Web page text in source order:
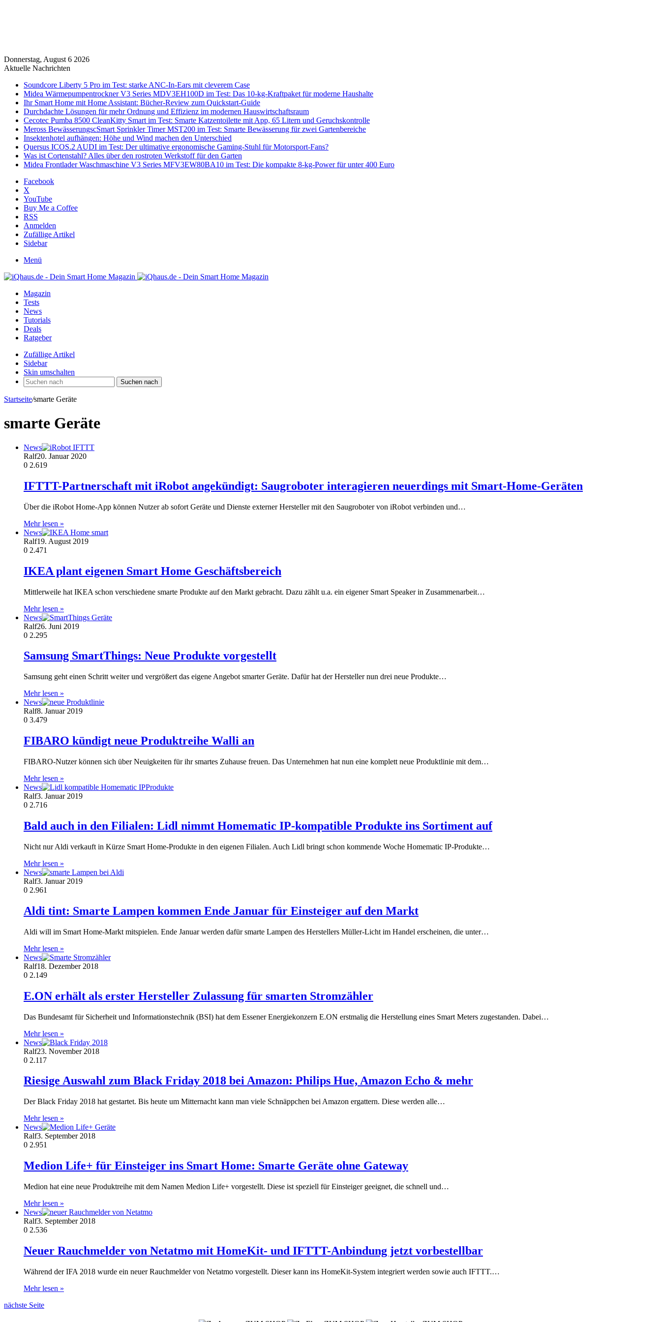
Donnerstag, August 6 2026
Aktuelle Nachrichten
Soundcore Liberty 5 Pro im Test: starke ANC-In-Ears mit cleverem Case
Midea Wärmepumpentrockner V3 Series MDV3EH100D im Test: Das 10-kg-Kraftpaket für moderne Haushalte
Ihr Smart Home mit Home Assistant: Bücher-Review zum Quickstart-Guide
Durchdachte Lösungen für mehr Ordnung und Effizienz im modernen Hauswirtschaftsraum
Cecotec Pumba 8500 CleanKitty Smart im Test: Smarte Katzentoilette mit App, 65 Litern und Geruchskontrolle
Meross BewässerungscSmart Sprinkler Timer MST200 im Test: Smarte Bewässerung für zwei Gartenbereiche
Insektenhotel aufhängen: Höhe und Wind machen den Unterschied
Quersus ICOS.2 AUDI im Test: Der ultimative ergonomische Gaming-Stuhl für Motorsport-Fans?
Was ist Cortenstahl? Alles über den rostroten Werkstoff für den Garten
Midea Frontlader Waschmaschine V3 Series MFV3EW80BA10 im Test: Die kompakte 8-kg-Power für unter 400 Euro
Facebook
X
YouTube
Buy Me a Coffee
RSS
Anmelden
Zufällige Artikel
Sidebar
Menü
Magazin
Tests
News
Tutorials
Deals
Ratgeber
Zufällige Artikel
Sidebar
Skin umschalten
Suchen nach
Startseite/smarte Geräte
smarte Geräte
News
Ralf20. Januar 2020
0 2.619
IFTTT-Partnerschaft mit iRobot angekündigt: Saugroboter interagieren neuerdings mit Smart-Home-Geräten
Über die iRobot Home-App können Nutzer ab sofort Geräte und Dienste externer Hersteller mit den Saugroboter von iRobot verbinden und…
Mehr lesen »
News
Ralf19. August 2019
0 2.471
IKEA plant eigenen Smart Home Geschäftsbereich
Mittlerweile hat IKEA schon verschiedene smarte Produkte auf den Markt gebracht. Dazu zählt u.a. ein eigener Smart Speaker in Zusammenarbeit…
Mehr lesen »
News
Ralf26. Juni 2019
0 2.295
Samsung SmartThings: Neue Produkte vorgestellt
Samsung geht einen Schritt weiter und vergrößert das eigene Angebot smarter Geräte. Dafür hat der Hersteller nun drei neue Produkte…
Mehr lesen »
News
Ralf8. Januar 2019
0 3.479
FIBARO kündigt neue Produktreihe Walli an
FIBARO-Nutzer können sich über Neuigkeiten für ihr smartes Zuhause freuen. Das Unternehmen hat nun eine komplett neue Produktlinie mit dem…
Mehr lesen »
News
Ralf3. Januar 2019
0 2.716
Bald auch in den Filialen: Lidl nimmt Homematic IP-kompatible Produkte ins Sortiment auf
Nicht nur Aldi verkauft in Kürze Smart Home-Produkte in den eigenen Filialen. Auch Lidl bringt schon kommende Woche Homematic IP-Produkte…
Mehr lesen »
News
Ralf3. Januar 2019
0 2.961
Aldi tint: Smarte Lampen kommen Ende Januar für Einsteiger auf den Markt
Aldi will im Smart Home-Markt mitspielen. Ende Januar werden dafür smarte Lampen des Herstellers Müller-Licht im Handel erscheinen, die unter…
Mehr lesen »
News
Ralf18. Dezember 2018
0 2.149
E.ON erhält als erster Hersteller Zulassung für smarten Stromzähler
Das Bundesamt für Sicherheit und Informationstechnik (BSI) hat dem Essener Energiekonzern E.ON erstmalig die Herstellung eines Smart Meters zugestanden. Dabei…
Mehr lesen »
News
Ralf23. November 2018
0 2.117
Riesige Auswahl zum Black Friday 2018 bei Amazon: Philips Hue, Amazon Echo & mehr
Der Black Friday 2018 hat gestartet. Bis heute um Mitternacht kann man viele Schnäppchen bei Amazon ergattern. Diese werden alle…
Mehr lesen »
News
Ralf3. September 2018
0 2.951
Medion Life+ für Einsteiger ins Smart Home: Smarte Geräte ohne Gateway
Medion hat eine neue Produktreihe mit dem Namen Medion Life+ vorgestellt. Diese ist speziell für Einsteiger geeignet, die schnell und…
Mehr lesen »
News
Ralf3. September 2018
0 2.536
Neuer Rauchmelder von Netatmo mit HomeKit- und IFTTT-Anbindung jetzt vorbestellbar
Während der IFA 2018 wurde ein neuer Rauchmelder von Netatmo vorgestellt. Dieser kann ins HomeKit-System integriert werden sowie auch IFTTT.…
Mehr lesen »
nächste Seite